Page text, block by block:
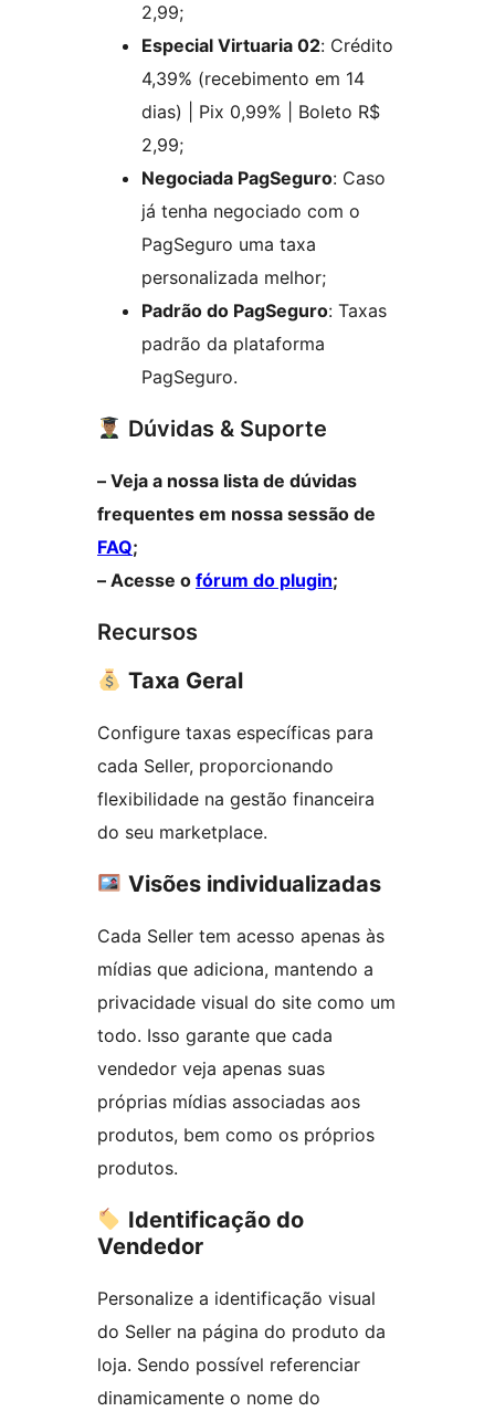
2,99;
Especial Virtuaria 02: Crédito
4,39% (recebimento em 14
dias) | Pix 0,99% | Boleto R$
2,99;
Negociada PagSeguro: Caso
já tenha negociado com o
PagSeguro uma taxa
personalizada melhor;
Padrão do PagSeguro: Taxas
padrão da plataforma
PagSeguro.
Dúvidas & Suporte
– Veja a nossa lista de dúvidas
frequentes em nossa sessão de
FAQ;
– Acesse o fórum do plugin;
Recursos
Taxa Geral
Configure taxas específicas para
cada Seller, proporcionando
flexibilidade na gestão financeira
do seu marketplace.
Visões individualizadas
Cada Seller tem acesso apenas às
mídias que adiciona, mantendo a
privacidade visual do site como um
todo. Isso garante que cada
vendedor veja apenas suas
próprias mídias associadas aos
produtos, bem como os próprios
produtos.
Identificação do
Vendedor
Personalize a identificação visual
do Seller na página do produto da
loja. Sendo possível referenciar
dinamicamente o nome do